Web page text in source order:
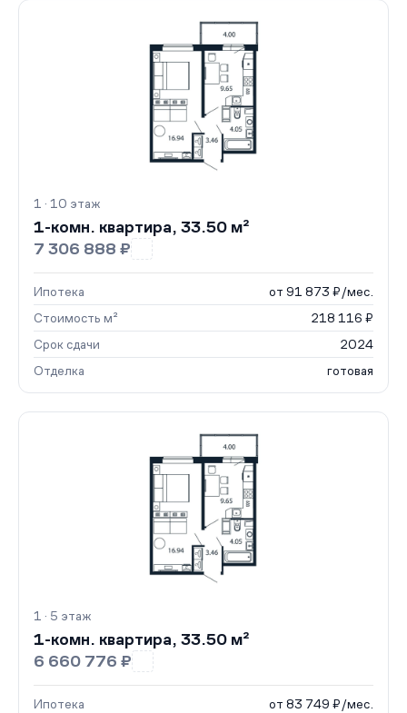
1 · 10 этаж
1-комн. квартира, 33.50 м²
7 306 888 ₽
Ипотека
от 91 873 ₽/мес.
Стоимость м²
218 116 ₽
Срок сдачи
2024
Отделка
готовая
1 · 5 этаж
1-комн. квартира, 33.50 м²
6 660 776 ₽
Ипотека
от 83 749 ₽/мес.